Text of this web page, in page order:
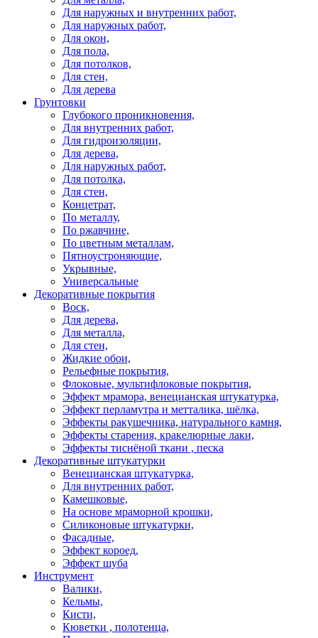
Для наружных и внутренних работ,
Для наружных работ,
Для окон,
Для пола,
Для потолков,
Для стен,
Для дерева
Грунтовки
Глубокого проникновения,
Для внутренних работ,
Для гидроизоляции,
Для дерева,
Для наружных работ,
Для потолка,
Для стен,
Концетрат,
По металлу,
По ржавчине,
По цветным металлам,
Пятноустроняющие,
Укрывные,
Универсальные
Декоративные покрытия
Воск,
Для дерева,
Для металла,
Для стен,
Жидкие обои,
Рельефные покрытия,
Флоковые, мультифлоковые покрытия,
Эффект мрамора, венецианская штукатурка,
Эффект перламутра и метталика, шёлка,
Эффекты ракушечника, натурального камня,
Эффекты старения, кракелюрные лаки,
Эффекты тиснёной ткани , песка
Декоративные штукатурки
Венецианская штукатурка,
Для внутренних работ,
Камешковые,
На основе мраморной крошки,
Силиконовые штукатурки,
Фасадные,
Эффект короед,
Эффект шуба
Инструмент
Валики,
Кельмы,
Кисти,
Кюветки , полотенца,